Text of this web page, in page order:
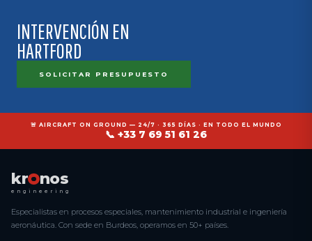
INTERVENCIÓN EN
HARTFORD
SOLICITAR PRESUPUESTO
🚨 AIRCRAFT ON GROUND — 24/7 · 365 DÍAS · EN TODO EL MUNDO
📞 +33 7 69 51 61 26
kr nos
engineering
Especialistas en procesos especiales, mantenimiento industrial e ingeniería
aeronáutica. Con sede en Burdeos, operamos en 50+ países.